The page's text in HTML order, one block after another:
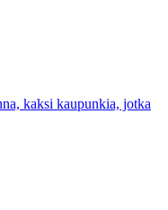
kaksi kaupunkia, jotka